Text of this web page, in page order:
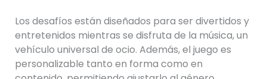
Los desafíos están diseñados para ser divertidos y
entretenidos mientras se disfruta de la música, un
vehículo universal de ocio. Además, el juego es
personalizable tanto en forma como en